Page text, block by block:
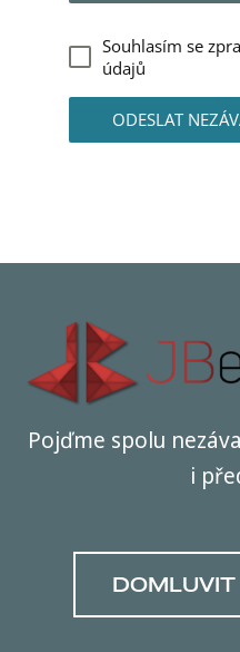
Souhlasím se
údajů
ODESLAT
Pojďme spolu
i
DOMLUVIT